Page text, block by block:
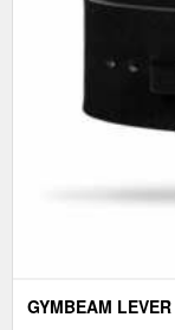
GYMBEAM